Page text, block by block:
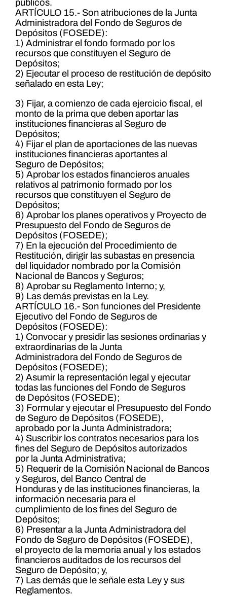
públicos.
ARTÍCULO 15.- Son atribuciones de la Junta
Administradora del Fondo de Seguros de
Depósitos (FOSEDE):
1) Administrar el fondo formado por los
recursos que constituyen el Seguro de
Depósitos;
2) Ejecutar el proceso de restitución de depósito
señalado en esta Ley;
3) Fijar, a comienzo de cada ejercicio fiscal, el
monto de la prima que deben aportar las
instituciones financieras al Seguro de
Depósitos;
4) Fijar el plan de aportaciones de las nuevas
instituciones financieras aportantes al
Seguro de Depósitos;
5) Aprobar los estados financieros anuales
relativos al patrimonio formado por los
recursos que constituyen el Seguro de
Depósitos;
6) Aprobar los planes operativos y Proyecto de
Presupuesto del Fondo de Seguros de
Depósitos (FOSEDE);
7) En la ejecución del Procedimiento de
Restitución, dirigir las subastas en presencia
del liquidador nombrado por la Comisión
Nacional de Bancos y Seguros;
8) Aprobar su Reglamento Interno; y,
9) Las demás previstas en la Ley.
ARTÍCULO 16.- Son funciones del Presidente
Ejecutivo del Fondo de Seguros de
Depósitos (FOSEDE):
1) Convocar y presidir las sesiones ordinarias y
extraordinarias de la Junta
Administradora del Fondo de Seguros de
Depósitos (FOSEDE);
2) Asumir la representación legal y ejecutar
todas las funciones del Fondo de Seguros
de Depósitos (FOSEDE);
3) Formular y ejecutar el Presupuesto del Fondo
de Seguro de Depósitos (FOSEDE),
aprobado por la Junta Administradora;
4) Suscribir los contratos necesarios para los
fines del Seguro de Depósitos autorizados
por la Junta Administrativa;
5) Requerir de la Comisión Nacional de Bancos
y Seguros, del Banco Central de
Honduras y de las instituciones financieras, la
información necesaria para el
cumplimiento de los fines del Seguro de
Depósitos;
6) Presentar a la Junta Administradora del
Fondo de Seguro de Depósitos (FOSEDE),
el proyecto de la memoria anual y los estados
financieros auditados de los recursos del
Seguro de Depósito; y,
7) Las demás que le señale esta Ley y sus
Reglamentos.